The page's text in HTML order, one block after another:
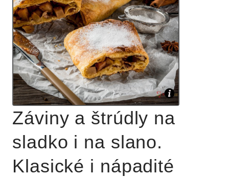
Záviny a štrúdly na
sladko i na slano.
Klasické i nápadité